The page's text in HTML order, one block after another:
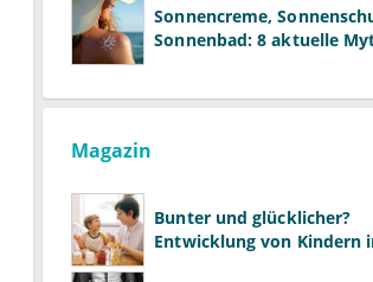
Sonnencreme,
Sonnenbad: 8 aktuelle
Magazin
Bunter und glücklicher?
Entwicklung von Kindern